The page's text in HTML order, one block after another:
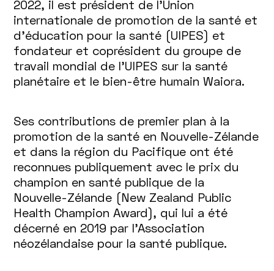
2022, il est président de l'Union
internationale de promotion de la santé et
d'éducation pour la santé (UIPES) et
fondateur et coprésident du groupe de
travail mondial de l'UIPES sur la santé
planétaire et le bien-être humain Waiora.
Ses contributions de premier plan à la
promotion de la santé en Nouvelle-Zélande
et dans la région du Pacifique ont été
reconnues publiquement avec le prix du
champion en santé publique de la
Nouvelle-Zélande (New Zealand Public
Health Champion Award), qui lui a été
décerné en 2019 par l'Association
néozélandaise pour la santé publique.